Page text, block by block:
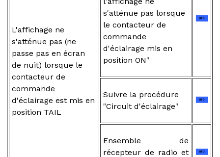
L'affichage ne
s'atténue pas (ne
passe pas en écran
de nuit) lorsque le
contacteur de
commande
d'éclairage est mis en
position TAIL
s'atténue pas lorsque
le contacteur de
commande
d'éclairage mis en
position ON"
Suivre la procédure
"Circuit d'éclairage"
Ensemble de
récepteur de radio et